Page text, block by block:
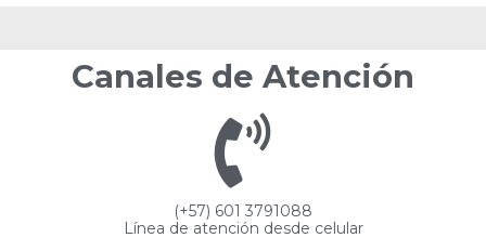
Canales de Atención
(+57) 601 3791088
Línea de atención desde celular